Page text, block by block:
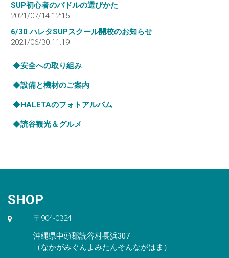
SUP初心者のパドルの選びかた
2021/07/14 12:15
6/30 ハレタSUPスクール開校のお知らせ
2021/06/30 11:19
◆安全への取り組み
◆設備と機材のご案内
◆HALETAのフォトアルバム
◆読谷観光＆グルメ
SHOP
〒904-0324
沖縄県中頭郡読谷村長浜307
（なかがみぐんよみたんそんながはま）